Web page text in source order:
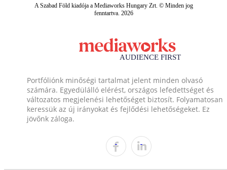
A Szabad Föld kiadója a Mediaworks Hungary Zrt. © Minden jog
fenntartva. 2026
Portfóliónk minőségi tartalmat jelent minden olvasó
számára. Egyedülálló elérést, országos lefedettséget és
változatos megjelenési lehetőséget biztosít. Folyamatosan
keressük az új irányokat és fejlődési lehetőségeket. Ez
jövőnk záloga.